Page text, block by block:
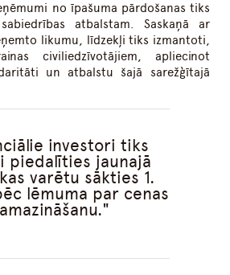
no īpašuma pārdošanas tiks
atbalstam. Saskaņā ar
likumu, līdzekļi tiks izmantoti,
civiliedzīvotājiem, apliecinot
un atbalstu šajā sarežģītajā
investori tiks
piedalīties jaunajā
varētu sākties 1.
lēmuma par cenas